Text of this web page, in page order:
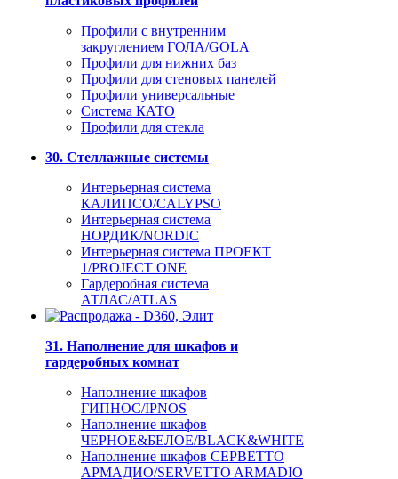
Профили с внутренним
закруглением ГОЛА/GOLA
Профили для нижних баз
Профили для стеновых панелей
Профили универсальные
Система КАТО
Профили для стекла
30. Стеллажные системы
Интерьерная система
КАЛИПСО/CALYPSO
Интерьерная система
НОРДИК/NORDIC
Интерьерная система ПРОЕКТ
1/PROJECT ONE
Гардеробная система
АТЛАС/ATLAS
31. Наполнение для шкафов и
гардеробных комнат
Наполнение шкафов
ГИПНОС/IPNOS
Наполнение шкафов
ЧЕРНОЕ&БЕЛОЕ/BLACK&WHITE
Наполнение шкафов СЕРВЕТТО
АРМАДИО/SERVETTO ARMADIO